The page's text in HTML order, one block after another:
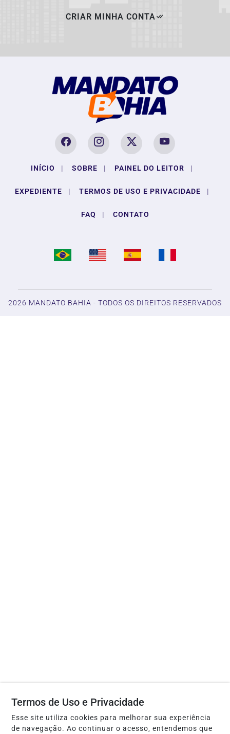
CRIAR MINHA CONTA
INÍCIO | SOBRE | PAINEL DO LEITOR |
EXPEDIENTE | TERMOS DE USO E PRIVACIDADE |
FAQ | CONTATO
2026 MANDATO BAHIA - TODOS OS DIREITOS RESERVADOS
Termos de Uso e Privacidade
Esse site utiliza cookies para melhorar sua experiência
de navegação. Ao continuar o acesso, entendemos que